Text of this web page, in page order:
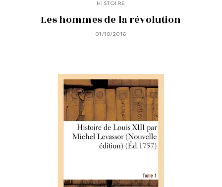
HISTOIRE
Les hommes de la révolution
01/10/2016